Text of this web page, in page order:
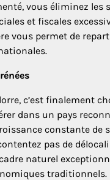
vous éliminez les
et fiscales
vous permet de
c’est finalement
dans un pays
constante
pas de
naturel
traditionnels.